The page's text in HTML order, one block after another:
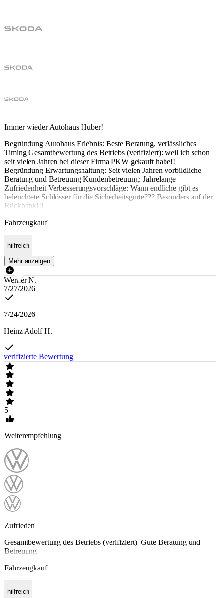
Immer wieder Autohaus Huber!
Begründung Autohaus Erlebnis: Beste Beratung, verlässliches
Timing Gesamtbewertung des Betriebs (verifiziert): weil ich schon
seit vielen Jahren bei dieser Firma PKW gekauft habe!!
Begründung Erwartungshaltung: Seit vielen Jahren vorbildliche
Beratung und Betreuung Kundenbetreuung: Jahrelange
Zufriedenheit Verbesserungsvorschläge: Wann endliche gibt es
beleuchtete Schlösser für die Sicherheitsgurte??? Besonders auf der
Rückbank!!!
Fahrzeugkauf
hilfreich
Mehr anzeigen
Werner N.
7/27/2026
7/24/2026
Heinz Adolf H.
verifizierte Bewertung
5
Weiterempfehlung
Zufrieden
Gesamtbewertung des Betriebs (verifiziert): Gute Beratung und
Betreuung
Fahrzeugkauf
hilfreich